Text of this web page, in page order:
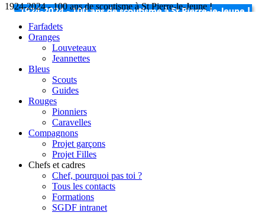
1924-2024 - 100 ans de scoutisme à St Pierre-le-Jeune !
Farfadets
Oranges
Louveteaux
Jeannettes
Bleus
Scouts
Guides
Rouges
Pionniers
Caravelles
Compagnons
Projet garçons
Projet Filles
Chefs et cadres
Chef, pourquoi pas toi ?
Tous les contacts
Formations
SGDF intranet